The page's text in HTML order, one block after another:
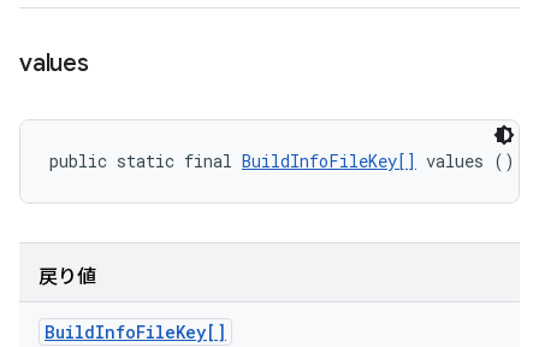
values
public static final BuildInfoFileKey[] values ()
戻り値
BuildInfoFileKey[]